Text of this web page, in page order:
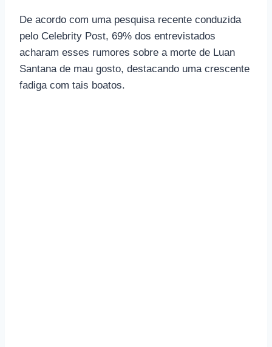
De acordo com uma pesquisa recente conduzida
pelo Celebrity Post, 69% dos entrevistados
acharam esses rumores sobre a morte de Luan
Santana de mau gosto, destacando uma crescente
fadiga com tais boatos.